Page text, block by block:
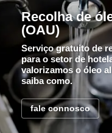
Recolha de
(OAU)
Serviço gratuito de
para o setor de
valorizamos o óleo
saiba como.
fale connosco